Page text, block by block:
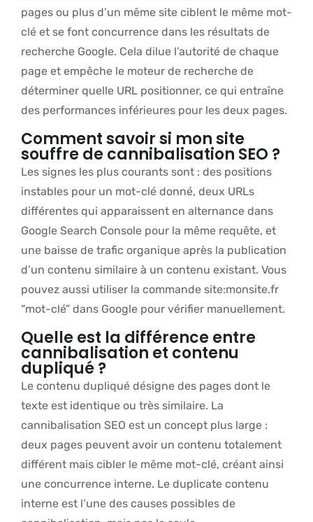
pages ou plus d’un même site ciblent le même mot-
clé et se font concurrence dans les résultats de
recherche Google. Cela dilue l’autorité de chaque
page et empêche le moteur de recherche de
déterminer quelle URL positionner, ce qui entraîne
des performances inférieures pour les deux pages.
Comment savoir si mon site
souffre de cannibalisation SEO ?
Les signes les plus courants sont : des positions
instables pour un mot-clé donné, deux URLs
différentes qui apparaissent en alternance dans
Google Search Console pour la même requête, et
une baisse de trafic organique après la publication
d’un contenu similaire à un contenu existant. Vous
pouvez aussi utiliser la commande site:monsite.fr
“mot-clé” dans Google pour vérifier manuellement.
Quelle est la différence entre
cannibalisation et contenu
dupliqué ?
Le contenu dupliqué désigne des pages dont le
texte est identique ou très similaire. La
cannibalisation SEO est un concept plus large :
deux pages peuvent avoir un contenu totalement
différent mais cibler le même mot-clé, créant ainsi
une concurrence interne. Le duplicate contenu
interne est l’une des causes possibles de